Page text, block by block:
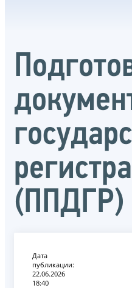
(ППДГР)
Дата
публикации:
22.06.2026
18:40